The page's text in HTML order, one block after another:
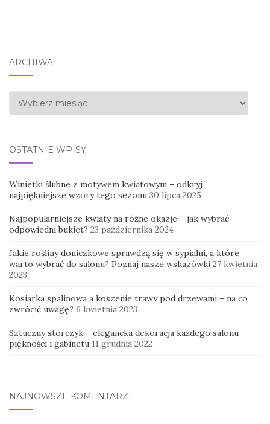
ARCHIWA
Archiwa
OSTATNIE WPISY
Winietki ślubne z motywem kwiatowym – odkryj
najpiękniejsze wzory tego sezonu 30 lipca 2025
Najpopularniejsze kwiaty na różne okazje – jak wybrać
odpowiedni bukiet? 23 października 2024
Jakie rośliny doniczkowe sprawdzą się w sypialni, a które
warto wybrać do salonu? Poznaj nasze wskazówki 27 kwietnia
2023
Kosiarka spalinowa a koszenie trawy pod drzewami – na co
zwrócić uwagę? 6 kwietnia 2023
Sztuczny storczyk – elegancka dekoracja każdego salonu
piękności i gabinetu 11 grudnia 2022
NAJNOWSZE KOMENTARZE